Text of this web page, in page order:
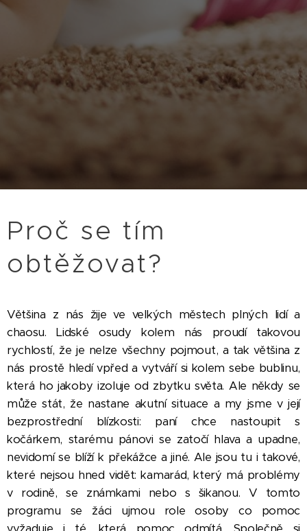
Proč se tím
obtěžovat?
Většina z nás žije ve velkých městech plných lidí a
chaosu. Lidské osudy kolem nás proudí takovou
rychlostí, že je nelze všechny pojmout, a tak většina z
nás prostě hledí vpřed a vytváří si kolem sebe bublinu,
která ho jakoby izoluje od zbytku světa. Ale někdy se
může stát, že nastane akutní situace a my jsme v její
bezprostřední blízkosti: paní chce nastoupit s
kočárkem, starému pánovi se zatočí hlava a upadne,
nevidomí se blíží k překážce a jiné. Ale jsou tu i takové,
které nejsou hned vidět: kamarád, který má problémy
v rodině, se známkami nebo s šikanou. V tomto
programu se žáci ujmou role osoby co pomoc